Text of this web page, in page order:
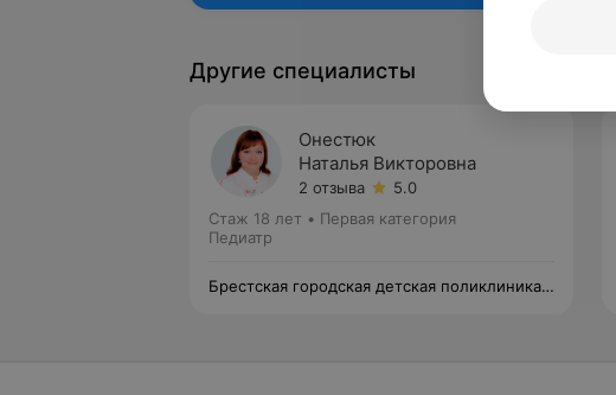
Другие специалисты
Онестюк
Наталья Викторовна
2 отзыва
5.0
Стаж 18 лет • Первая категория
Педиатр
Брестская городская детская поликлиника